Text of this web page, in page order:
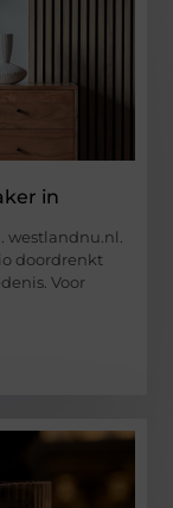
in
westlandnu.nl.
doordrenkt
Voor